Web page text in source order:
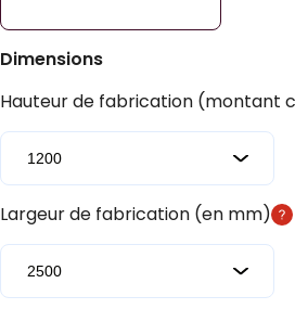
Dimensions
Hauteur de fabrication (montant
Largeur de fabrication (en mm)